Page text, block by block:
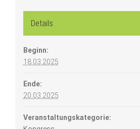
Details
Beginn:
18.03.2025
Ende:
20.03.2025
Veranstaltungskategorie: